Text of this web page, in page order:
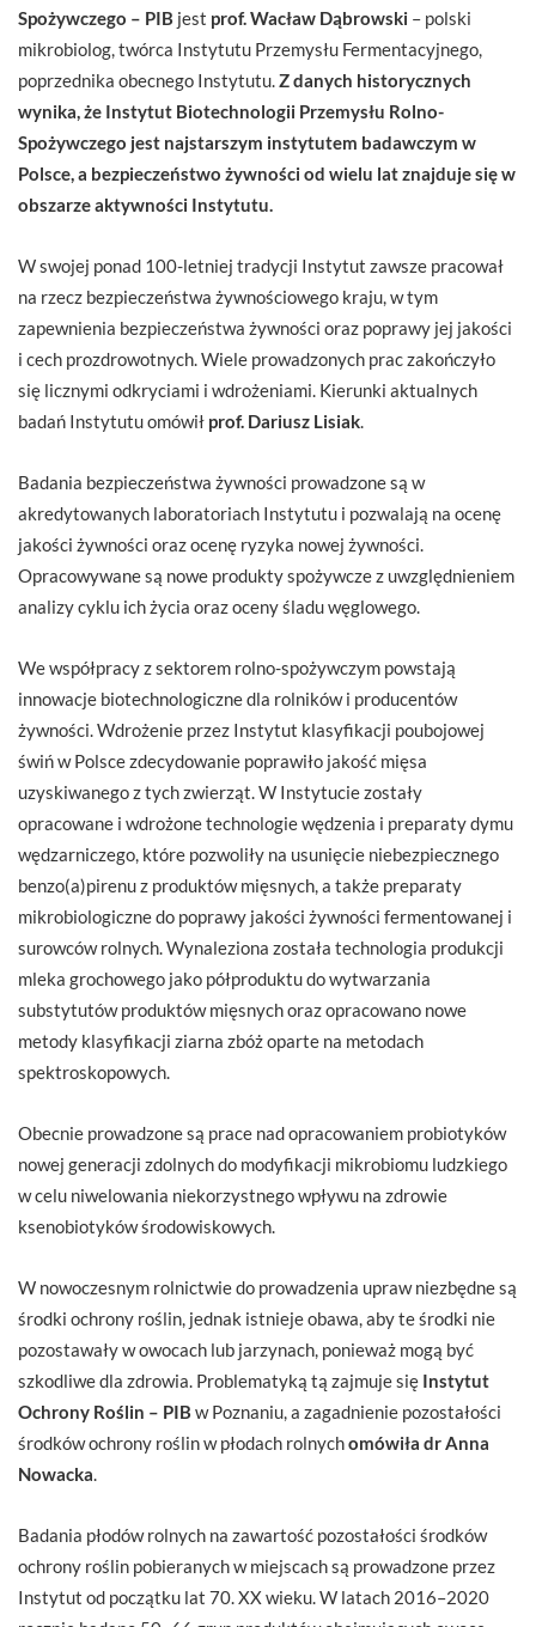
Spożywczego – PIB jest prof. Wacław Dąbrowski – polski
mikrobiolog, twórca Instytutu Przemysłu Fermentacyjnego,
poprzednika obecnego Instytutu.Z danych historycznych
wynika, że Instytut Biotechnologii Przemysłu Rolno-
Spożywczego jest najstarszym instytutem badawczym w
Polsce, a bezpieczeństwo żywności od wielu lat znajduje się w
obszarze aktywności Instytutu.
W swojej ponad 100-letniej tradycji Instytut zawsze pracował
na rzecz bezpieczeństwa żywnościowego kraju, w tym
zapewnienia bezpieczeństwa żywności oraz poprawy jej jakości
i cech prozdrowotnych. Wiele prowadzonych prac zakończyło
się licznymi odkryciami i wdrożeniami. Kierunki aktualnych
badań Instytutu omówił prof. Dariusz Lisiak.
Badania bezpieczeństwa żywności prowadzone są w
akredytowanych laboratoriach Instytutu i pozwalają na ocenę
jakości żywności oraz ocenę ryzyka nowej żywności.
Opracowywane są nowe produkty spożywcze z uwzględnieniem
analizy cyklu ich życia oraz oceny śladu węglowego.
We współpracy z sektorem rolno-spożywczym powstają
innowacje biotechnologiczne dla rolników i producentów
żywności. Wdrożenie przez Instytut klasyfikacji poubojowej
świń w Polsce zdecydowanie poprawiło jakość mięsa
uzyskiwanego z tych zwierząt. W Instytucie zostały
opracowane i wdrożone technologie wędzenia i preparaty dymu
wędzarniczego, które pozwoliły na usunięcie niebezpiecznego
benzo(a)pirenu z produktów mięsnych, a także preparaty
mikrobiologiczne do poprawy jakości żywności fermentowanej i
surowców rolnych. Wynaleziona została technologia produkcji
mleka grochowego jako półproduktu do wytwarzania
substytutów produktów mięsnych oraz opracowano nowe
metody klasyfikacji ziarna zbóż oparte na metodach
spektroskopowych.
Obecnie prowadzone są prace nad opracowaniem probiotyków
nowej generacji zdolnych do modyfikacji mikrobiomu ludzkiego
w celu niwelowania niekorzystnego wpływu na zdrowie
ksenobiotyków środowiskowych.
W nowoczesnym rolnictwie do prowadzenia upraw niezbędne są
środki ochrony roślin, jednak istnieje obawa, aby te środki nie
pozostawały w owocach lub jarzynach, ponieważ mogą być
szkodliwe dla zdrowia. Problematyką tą zajmuje się Instytut
Ochrony Roślin – PIB w Poznaniu, a zagadnienie pozostałości
środków ochrony roślin w płodach rolnychomówiła dr Anna
Nowacka.
Badania płodów rolnych na zawartość pozostałości środków
ochrony roślin pobieranych w miejscach są prowadzone przez
Instytut od początku lat 70. XX wieku. W latach 2016–2020